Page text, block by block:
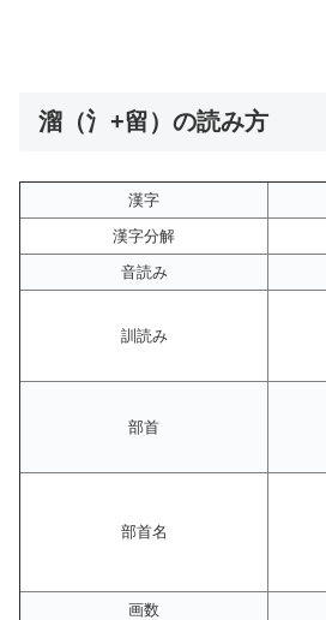
溜（氵+留）の読み方
漢字
漢字分解
音読み
訓読み
部首
部首名
画数